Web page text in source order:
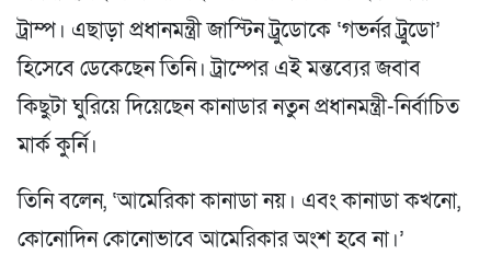
ট্রাম্প। এছাড়া প্রধানমন্ত্রী জাস্টিন ট্রুডোকে ‘গভর্নর ট্রুডো’
হিসেবে ডেকেছেন তিনি। ট্রাম্পের এই মন্তব্যের জবাব
কিছুটা ঘুরিয়ে দিয়েছেন কানাডার নতুন প্রধানমন্ত্রী-নির্বাচিত
মার্ক কুর্নি।
তিনি বলেন, ‘আমেরিকা কানাডা নয়। এবং কানাডা কখনো,
কোনোদিন কোনোভাবে আমেরিকার অংশ হবে না।’